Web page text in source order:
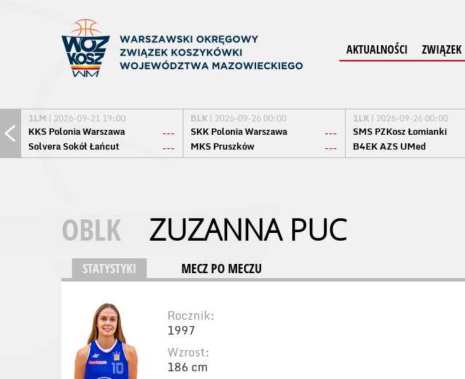
AKTUALNOŚCI ZWIĄZEK
1LM | 2026-09-21 19:00
KKS Polonia Warszawa
---
Solvera Sokół Łańcut
---
BLK | 2026-09-26 00:00
SKK Polonia Warszawa
---
MKS Pruszków
---
1LK | 2026-09-26 00:00
SMS PZKosz Łomianki
B4EK AZS UMed
OBLK ZUZANNA PUC
STATYSTYKI MECZ PO MECZU
Rocznik:
1997
Wzrost:
186 cm